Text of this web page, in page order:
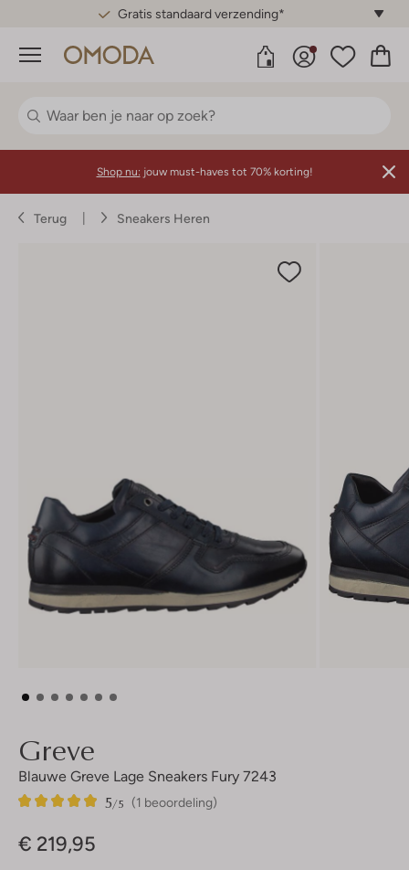
Gratis standaard verzending*
Menu
Shop nu: jouw must-haves tot 70% korting!
Terug Sneakers Heren
Greve
Blauwe Greve Lage Sneakers Fury 7243
(1 beoordeling)
5/5
1
5
€ 219,95